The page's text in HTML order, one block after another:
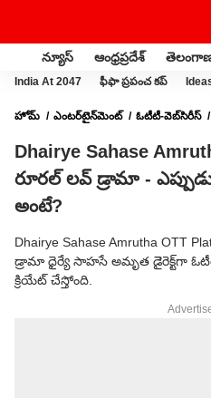
న్యూస్ ఆంధ్రప్రదేశ్
India At 2047 ఫీఫా ప్రపంచ కప్
హోమ్ ఎంటర్‌టైన్‌మెంట్‌ ఓటీటీ-వెబ్‌సిరీస్‌
Dhairye Sahase
రూరల్ లవ్ డ్రామా -
అంటే?
Dhairye Sahase Amrutha OTT
డ్రామా ధైర్యే సాహసే అమృత డైెరెక్ట్‌గా
క్రియేట్ చేస్తోంది.